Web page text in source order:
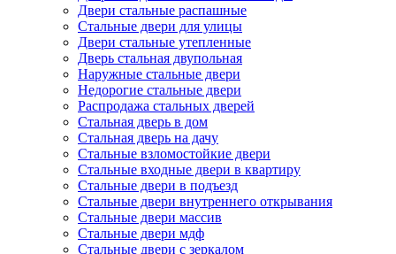
Двери стальные распашные
Стальные двери для улицы
Двери стальные утепленные
Дверь стальная двупольная
Наружные стальные двери
Недорогие стальные двери
Распродажа стальных дверей
Стальная дверь в дом
Стальная дверь на дачу
Стальные взломостойкие двери
Стальные входные двери в квартиру
Стальные двери в подъезд
Стальные двери внутреннего открывания
Стальные двери массив
Стальные двери мдф
Стальные двери с зеркалом